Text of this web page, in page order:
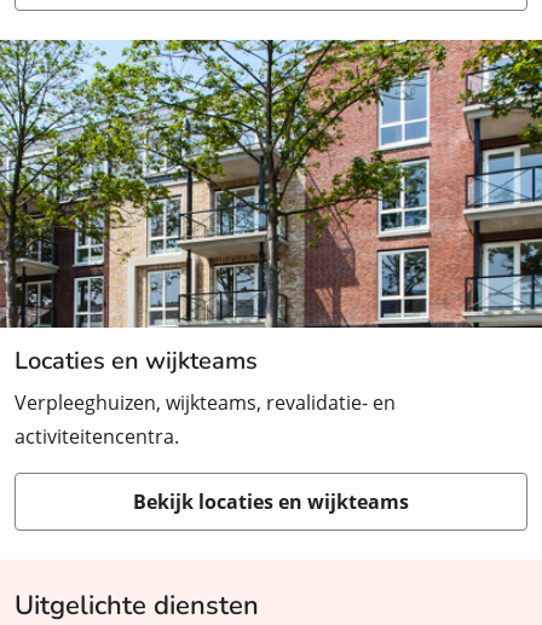
Locaties en wijkteams
Verpleeghuizen, wijkteams, revalidatie- en
activiteitencentra.
Bekijk locaties en wijkteams
Uitgelichte diensten